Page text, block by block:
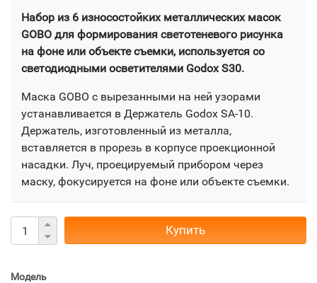
Набор из 6 износостойких металлических масок
GOBO для формирования светотеневого рисунка
на фоне или объекте съемки, используется со
светодиодными осветителями Godox S30.
Маска GOBO с вырезанными на ней узорами
устанавливается в Держатель Godox SA-10.
Держатель, изготовленный из металла,
вставляется в прорезь в корпусе проекционной
насадки. ​Луч, проецируемый прибором через
маску, фокусируется на фоне или объекте съемки.
Купить
Модель